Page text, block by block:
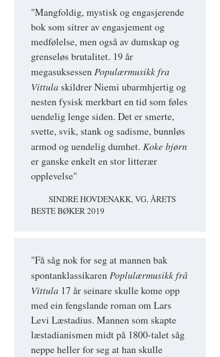
"Mangfoldig, mystisk og engasjerende
bok som sitrer av engasjement og
medfølelse, men også av dumskap og
grenseløs brutalitet. 19 år
megasuksessenPopulærmusikk fra
Vittula skildrer Niemi ubarmhjertig og
nesten fysisk merkbart en tid som føles
uendelig lenge siden. Det er smerte,
svette, svik, stank og sadisme, bunnløs
armod og uendelig dumhet. Koke bjørn
er ganske enkelt en stor litterær
opplevelse"
SINDRE HOVDENAKK, VG, ÅRETS
BESTE BØKER 2019
"Få såg nok for seg at mannen bak
spontanklassikarenPoplulærmusikk frå
Vittula 17 år seinare skulle kome opp
med ein fengslande roman om Lars
Levi Læstadius. Mannen som skapte
læstadianismen midt på 1800-talet såg
neppe heller for seg at han skulle